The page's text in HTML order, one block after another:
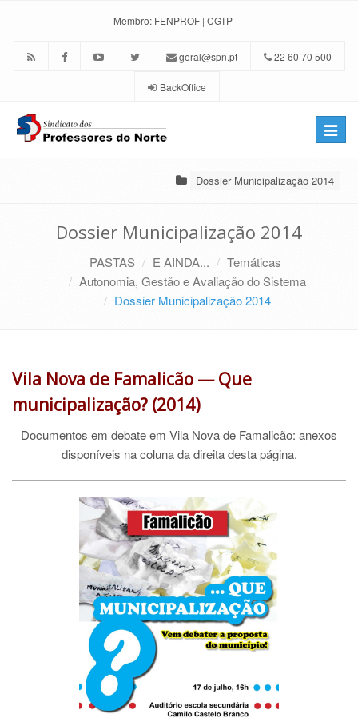
Membro: FENPROF | CGTP
geral@spn.pt 22 60 70 500
BackOffice
Toggle
Dossier Municipalização 2014
Dossier Municipalização 2014
PASTAS E AINDA...
Temáticas
Autonomia, Gestão e Avaliação do Sistema
Dossier Municipalização 2014
Vila Nova de Famalicão — Que
municipalização? (2014)
Documentos em debate em Vila Nova de Famalicão: anexos
disponíveis na coluna da direita desta página.